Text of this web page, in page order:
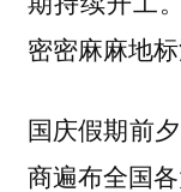
密密麻麻地
国庆假期前
商遍布全国各